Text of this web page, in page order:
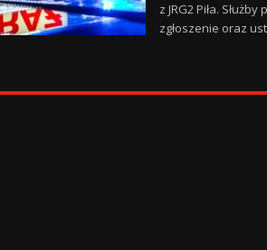
z JRG2 Piła.
zgłoszenie oraz